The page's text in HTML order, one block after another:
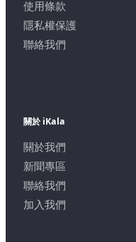
使用條款
隱私權保護
聯絡我們
關於 iKala
關於我們
新聞專區
聯絡我們
加入我們